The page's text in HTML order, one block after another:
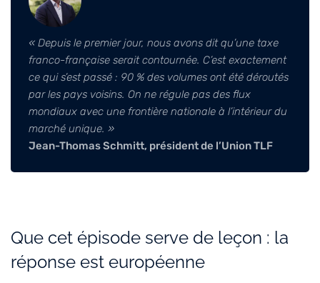
« Depuis le premier jour, nous avons dit qu’une taxe
franco-française serait contournée. C’est exactement
ce qui s’est passé : 90 % des volumes ont été déroutés
par les pays voisins. On ne régule pas des flux
mondiaux avec une frontière nationale à l’intérieur du
marché unique. »
Jean-Thomas Schmitt, président de l’Union TLF
Que cet épisode serve de leçon : la
réponse est européenne